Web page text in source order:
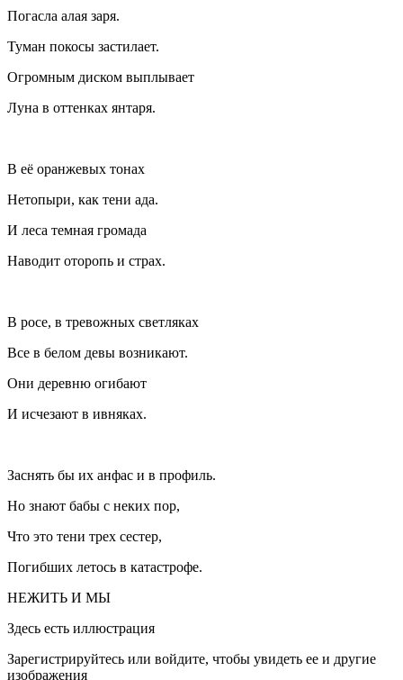
Погасла алая заря.
Туман покосы застилает.
Огромным диском выплывает
Луна в оттенках янтаря.
В её оранжевых тонах
Нетопыри, как тени ада.
И леса темная громада
Наводит оторопь и страх.
В росе, в тревожных светляках
Все в белом девы возникают.
Они деревню огибают
И исчезают в ивняках.
Заснять бы их анфас и в профиль.
Но знают бабы с неких пор,
Что это тени трех сестер,
Погибших летось в катастрофе.
НЕЖИТЬ И МЫ
Здесь есть иллюстрация
Зарегистрируйтесь или войдите, чтобы увидеть ее и другие
изображения